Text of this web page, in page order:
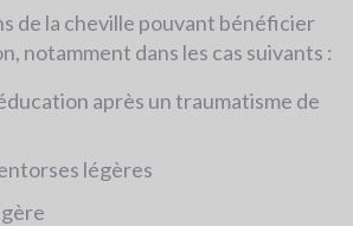
de la cheville pouvant bénéficier
notamment dans les cas suivants :
après un traumatisme de
légères